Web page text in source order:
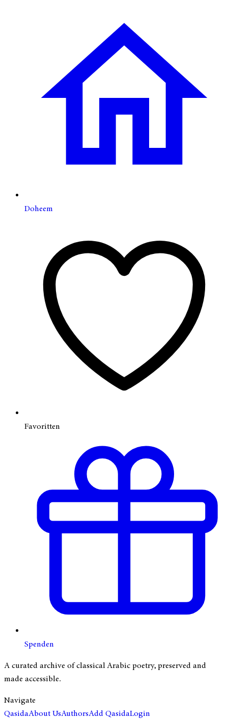
Doheem
Favoritten
Spenden
A curated archive of classical Arabic poetry, preserved and
made accessible.
Navigate
QasidaAbout UsAuthorsAdd QasidaLogin